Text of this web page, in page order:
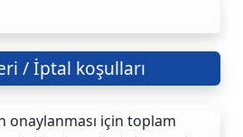
/ İptal koşulları
onaylanması için toplam